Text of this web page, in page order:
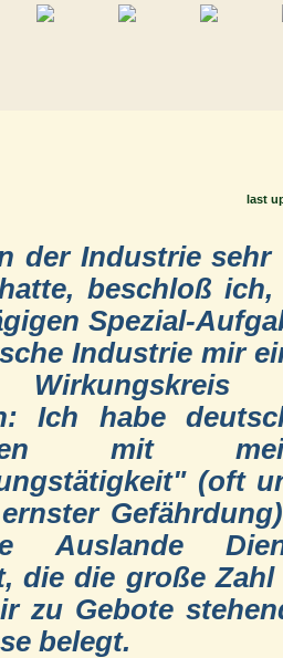
last
der Industrie sehr
beschloß ich,
Spezial-
Industrie mir
Wirkungskreis
Ich habe
mit
(oft
Auslande
die die große Zahl
zu Gebote
belegt.